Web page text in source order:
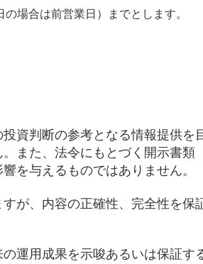
場合は前営業日）までとします。
資判断の参考となる情報提供を
また、法令にもとづく開示書類
を与えるものではありません。
が、内容の正確性、完全性を保
運用成果を示唆あるいは保証す